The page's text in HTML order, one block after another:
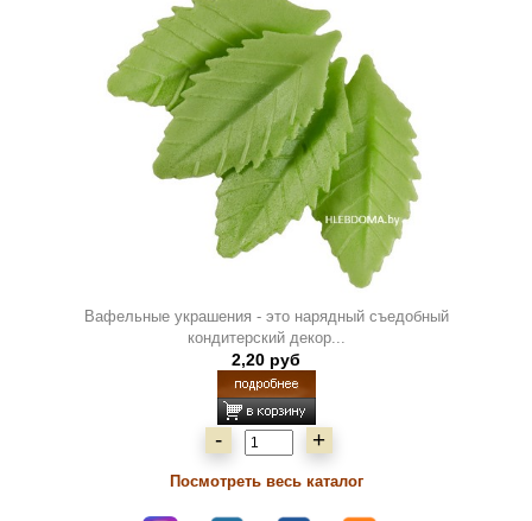
Вафельные украшения - это нарядный съедобный
кондитерский декор...
2,20 руб
- +
Посмотреть весь каталог